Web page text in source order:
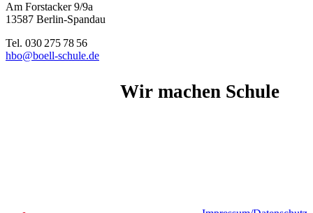
Am Forstacker 9/9a
13587 Berlin-Spandau
Tel. 030 275 78 56
hbo@boell-schule.de
Wir machen Schule